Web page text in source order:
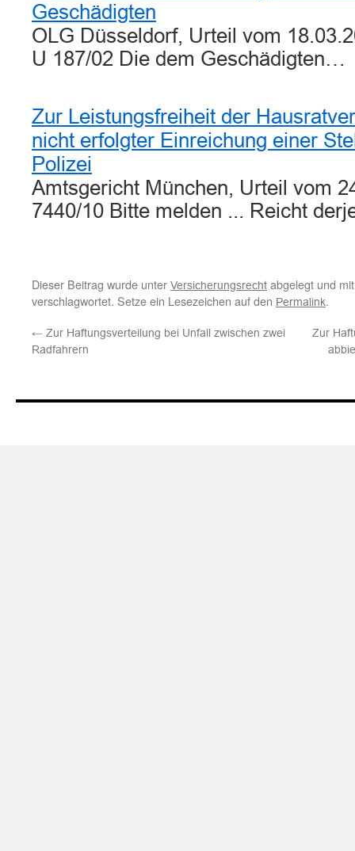
Geschädigten
OLG Düsseldorf, Urteil vom
U 187/02 Die dem Geschädigten…
Zur Leistungsfreiheit der
nicht erfolgter Einreichung einer
Polizei
Amtsgericht München, Urteil vom
7440/10 Bitte melden ... Reicht
Dieser Beitrag wurde unter Versicherungsrecht abgelegt und
verschlagwortet. Setze ein Lesezeichen auf den Permalink.
← Zur Haftungsverteilung bei Unfall zwischen zwei
Radfahrern
Zur